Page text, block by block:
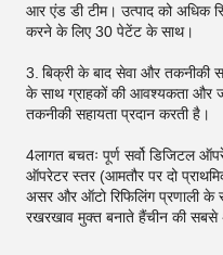
आर एंड डी टीम। उत्पाद को अधिक
करने के लिए 30 पेटेंट के साथ।
3. बिक्री के बाद सेवा और तकनीकी
के साथ ग्राहकों की आवश्यकता और
तकनीकी सहायता प्रदान करती है।
4लागत बचतः पूर्ण सर्वो डिजिटल
ऑपरेटर स्तर (आमतौर पर दो
असर और ऑटो रिफिलिंग प्रणाली के
रखरखाव मुक्त बनाते हैंचीन की सबसे